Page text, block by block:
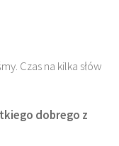
Czas na kilka słów
dobrego z